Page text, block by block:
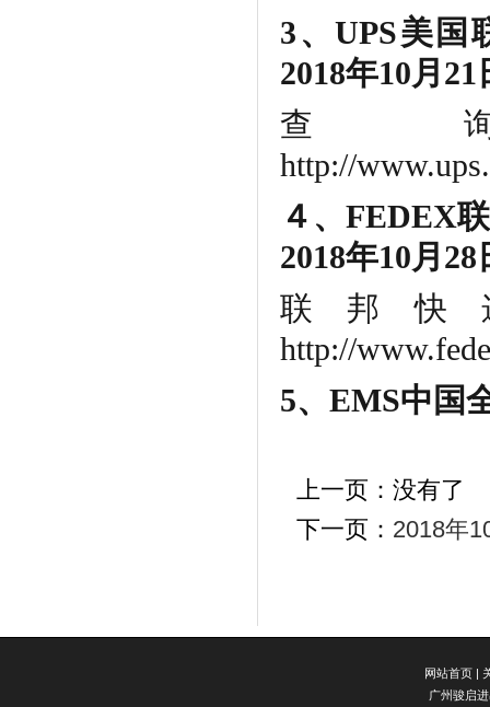
3、UPS美国
2018年10月
查
http://
４、FEDEX
2018年10月
联邦快
http://
5、EMS中国
上一页：没有了
下一页： 2018年
网站首页 |
广州骏启